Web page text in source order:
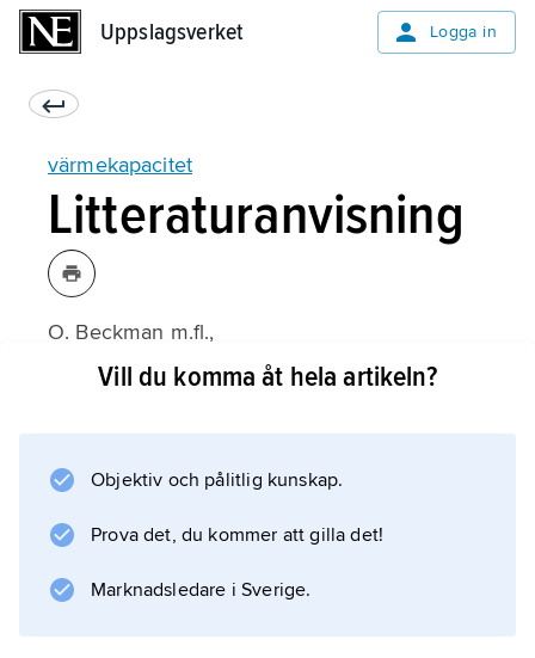
Uppslagsverket Logga in
värmekapacitet
Litteraturanvisning
O. Beckman m.fl.,
EnergiläraVill du komma åt hela artikeln?
Objektiv och pålitlig kunskap.
Prova det, du kommer att gilla det!
Marknadsledare i Sverige.